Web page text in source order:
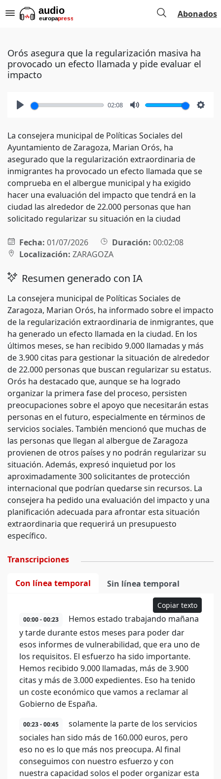
Abonados
Orós asegura que la regularización masiva ha
provocado un efecto llamada y pide evaluar el
impacto
02:08
La consejera municipal de Políticas Sociales del
Ayuntamiento de Zaragoza, Marian Orós, ha
asegurado que la regularización extraordinaria de
inmigrantes ha provocado un efecto llamada que se
comprueba en el albergue municipal y ha exigido
hacer una evaluación del impacto que tendrá en la
ciudad las alrededor de 22.000 personas que han
solicitado regularizar su situación en la ciudad
Fecha: 01/07/2026 Duración: 00:02:08
Localización: ZARAGOZA
Resumen generado con IA
La consejera municipal de Políticas Sociales de
Zaragoza, Marian Orós, ha informado sobre el impacto
de la regularización extraordinaria de inmigrantes, que
ha generado un efecto llamada en la ciudad. En los
últimos meses, se han recibido 9.000 llamadas y más
de 3.900 citas para gestionar la situación de alrededor
de 22.000 personas que buscan regularizar su estatus.
Orós ha destacado que, aunque se ha logrado
organizar la primera fase del proceso, persisten
preocupaciones sobre el apoyo que necesitarán estas
personas en el futuro, especialmente en términos de
servicios sociales. También mencionó que muchas de
las personas que llegan al albergue de Zaragoza
provienen de otros países y no podrán regularizar su
situación. Además, expresó inquietud por los
aproximadamente 300 solicitantes de protección
internacional que podrían quedarse sin recursos. La
consejera ha pedido una evaluación del impacto y una
planificación adecuada para afrontar esta situación
extraordinaria que requerirá un presupuesto
específico.
Transcripciones
Con línea temporal Sin línea temporal
Copiar texto
00:00 - 00:23
Hemos estado trabajando mañana
y tarde durante estos meses para poder dar
esos informes de vulnerabilidad, que era uno de
los requisitos. El esfuerzo ha sido importante.
Hemos recibido 9.000 llamadas, más de 3.900
citas y más de 3.000 expedientes. Eso ha tenido
un coste económico que vamos a reclamar al
Gobierno de España.
00:23 - 00:45
solamente la parte de los servicios
sociales han sido más de 160.000 euros, pero
eso no es lo que más nos preocupa. Al final
conseguimos con nuestro esfuerzo y con
nuestra capacidad solos el poder organizar esta